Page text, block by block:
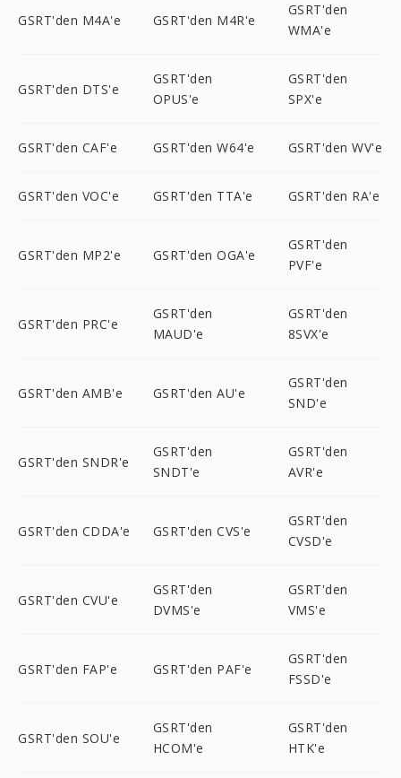
GSRT'den M4A'e GSRT'den M4R'e
GSRT'den
WMA'e
GSRT'den DTS'e
GSRT'den
OPUS'e
GSRT'den
SPX'e
GSRT'den CAF'e GSRT'den W64'e GSRT'den WV'e
GSRT'den VOC'e GSRT'den TTA'e GSRT'den RA'e
GSRT'den MP2'e GSRT'den OGA'e
GSRT'den
PVF'e
GSRT'den PRC'e
GSRT'den
MAUD'e
GSRT'den
8SVX'e
GSRT'den AMB'e GSRT'den AU'e
GSRT'den
SND'e
GSRT'den SNDR'e
GSRT'den
SNDT'e
GSRT'den
AVR'e
GSRT'den CDDA'e GSRT'den CVS'e
GSRT'den
CVSD'e
GSRT'den CVU'e
GSRT'den
DVMS'e
GSRT'den
VMS'e
GSRT'den FAP'e GSRT'den PAF'e
GSRT'den
FSSD'e
GSRT'den SOU'e
GSRT'den
HCOM'e
GSRT'den
HTK'e